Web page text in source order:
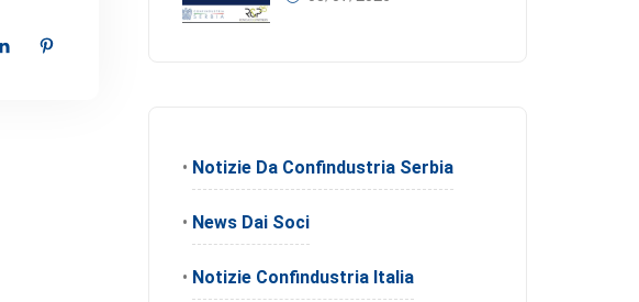
• Notizie Da Confindustria Serbia
• News Dai Soci
• Notizie Confindustria Italia